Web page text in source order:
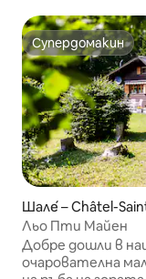
Супердомакин
Супердомакин
Шале́ – Châtel-
Льо Пти Майен
Добре дошли в
очарователна